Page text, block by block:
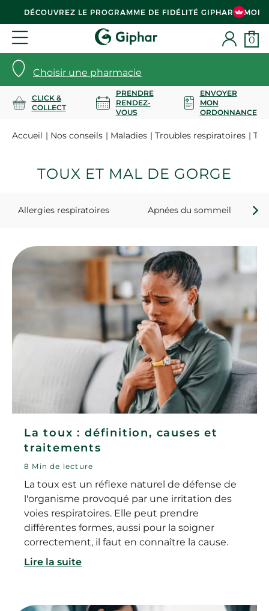
DÉCOUVREZ LE PROGRAMME DE FIDÉLITÉ GIPHAR & MOI
Choisir une pharmacie
0
CLICK &
COLLECT
PRENDRE
RENDEZ-
VOUS
ENVOYER
MON
ORDONNANCE
Accueil Nos conseils Maladies Troubles respiratoires
TOUX ET MAL DE GORGE
Allergies respiratoires Apnées du sommeil
La toux : définition, causes et
traitements
8 Min de lecture
La toux est un réflexe naturel de défense de
l'organisme provoqué par une irritation des
voies respiratoires. Elle peut prendre
différentes formes, aussi pour la soigner
correctement, il faut en connaître la cause.
Lire la suite